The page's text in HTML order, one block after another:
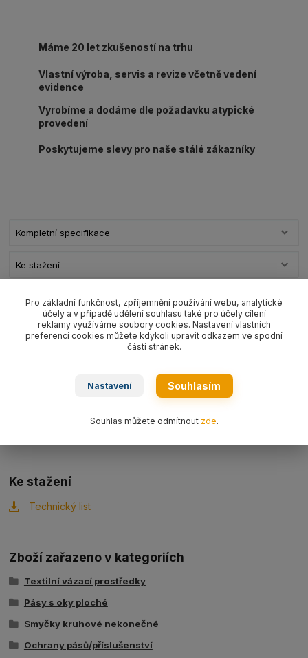
Máme 20 let zkušeností na trhu
Vlastní výroba, servis a revize včetně vedení
evidence
Vyrobíme a dodáme dle požadavku atypické
provedení
Poskytujeme slevy pro naše stálé zákazníky
Kompletní specifikace
Ke stažení
Kompletní specifikace
Hák typ YE.10.103.01 na textilní pás a smyčku s nosností 1000 kg
Ke stažení
Technický list
Zboží zařazeno v kategoriích
Textilní vázací prostředky
Pásy s oky ploché
Smyčky kruhové nekonečné
Ochrany pásů/příslušenství
Pro základní funkčnost, zpříjemnění používání webu, analytické
účely a v případě udělení souhlasu také pro účely cílení
reklamy využíváme soubory cookies. Nastavení vlastních
preferencí cookies můžete kdykoli upravit odkazem ve spodní
části stránek.
Nastavení Souhlasím
Souhlas můžete odmítnout zde.